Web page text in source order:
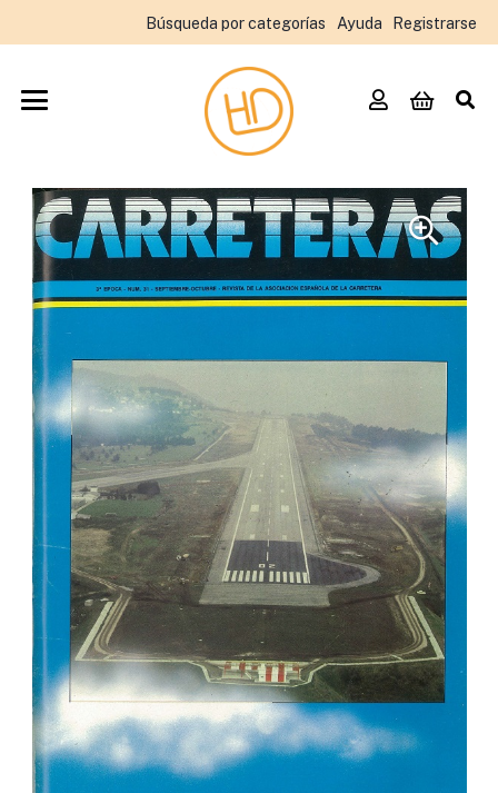
Búsqueda por categorías Ayuda Registrarse